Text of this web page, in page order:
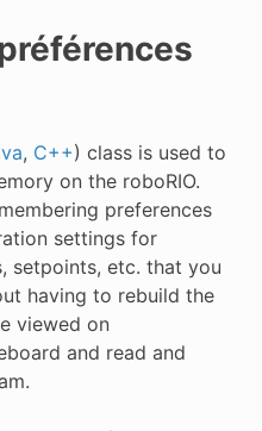
, C++) class is used to
on the roboRIO.
preferences
settings for
setpoints, etc. that you
having to rebuild the
viewed on
and read and